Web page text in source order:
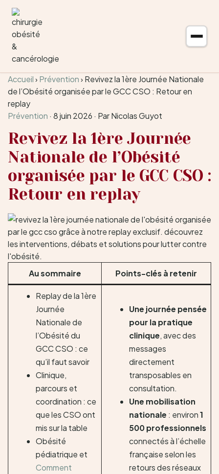
Aller au contenu
Accueil› Prévention› Revivez la 1ère Journée Nationale
de l’Obésité organisée par le GCC CSO : Retour en
replay
Prévention · 8 juin 2026 · Par Nicolas Guyot
Revivez la 1ère Journée
Nationale de l’Obésité
organisée par le GCC CSO :
Retour en replay
Au sommaire Points-clés à retenir
Replay de la 1ère
Journée
Nationale de
l’Obésité du
GCC CSO : ce
qu’il faut savoir
Clinique,
parcours et
coordination : ce
que les CSO ont
mis sur la table
Obésité
pédiatrique et
Comment
Une journée pensée
pour la pratique
clinique, avec des
messages
directement
transposables en
consultation.
Une mobilisation
nationale : environ1
500 professionnels
connectés à l’échelle
française selon les
retours des réseaux